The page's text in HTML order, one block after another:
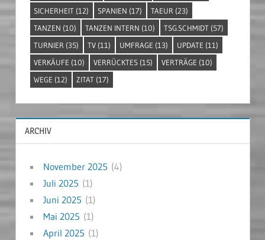
SICHERHEIT (12) SPANIEN (17) TAEUR (23)
TANZEN (10) TANZEN INTERN (10) TSG.SCHMIDT (57)
TURNIER (35) TV (11) UMFRAGE (13) UPDATE (11)
VERKÄUFE (10) VERRÜCKTES (15) VERTRÄGE (10)
WEGE (12) ZITAT (17)
ARCHIV
November 2025 (4)
Juli 2025 (1)
Juni 2025 (1)
Mai 2025 (1)
April 2025 (1)